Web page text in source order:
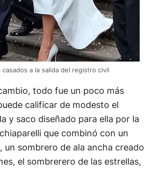
casados a la salida del registro civil
todo fue un poco más
calificar de modesto el
y saco diseñado para ella por la
que combinó con un
un sombrero de ala ancha creado
el sombrerero de las estrellas,